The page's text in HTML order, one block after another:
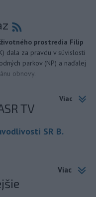
prostredia Filip
dala za pravdu v súvislosti
parkov (NP) a naďalej
obnovy.
Viac
TV
SR B.
Viac